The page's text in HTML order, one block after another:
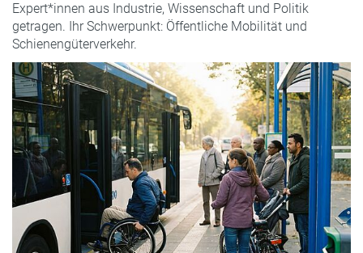
Expert*innen aus Industrie, Wissenschaft und Politik
getragen. Ihr Schwerpunkt: Öffentliche Mobilität und
Schienengüterverkehr.